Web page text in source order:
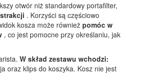
otwór niż standardowy portafilter,
. Korzyści są częściowo
kosza może również pomóc w
, co jest pomocne przy określaniu, jak
W skład zestawu wchodzi:
oraz klips do koszyka. Kosz nie jest